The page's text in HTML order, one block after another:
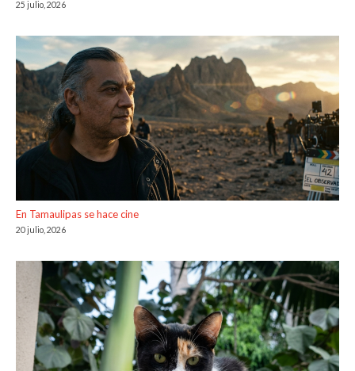
25 julio, 2026
En Tamaulipas se hace cine
20 julio, 2026